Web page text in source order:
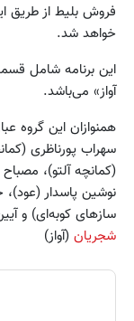
خواهد شد.
این برنامه شامل
آواز» می‌باشد.
همنوازان این گروه
سهراب پورناظری
(کمانچه آلتو)،
نوشین پاسدار
سازهای کوبه‌ای) و
شجریان (آواز)